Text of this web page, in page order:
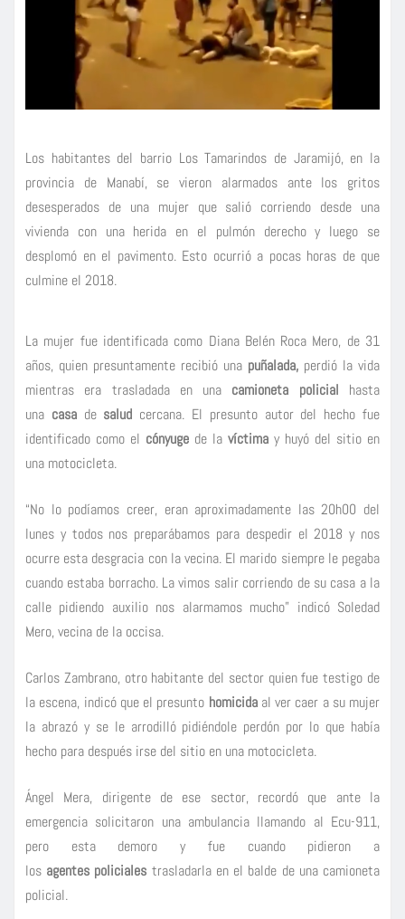
Los habitantes del barrio Los Tamarindos de Jaramijó, en la
provincia de Manabí, se vieron alarmados ante los gritos
desesperados de una mujer que salió corriendo desde una
vivienda con una herida en el pulmón derecho y luego se
desplomó en el pavimento. Esto ocurrió a pocas horas de que
culmine el 2018.
La mujer fue identificada como Diana Belén Roca Mero, de 31
años, quien presuntamente recibió una puñalada, perdió la vida
mientras era trasladada en una camioneta policial hasta
una casade salud cercana. El presunto autor del hecho fue
identificado como el cónyuge de la víctima y huyó del sitio en
una motocicleta.
“No lo podíamos creer, eran aproximadamente las 20h00 del
lunes y todos nos preparábamos para despedir el 2018 y nos
ocurre esta desgracia con la vecina. El marido siempre le pegaba
cuando estaba borracho. La vimos salir corriendo de su casa a la
calle pidiendo auxilio nos alarmamos mucho” indicó Soledad
Mero, vecina de la occisa.
Carlos Zambrano, otro habitante del sector quien fue testigo de
la escena, indicó que el presunto homicidaal ver caer a su mujer
la abrazó y se le arrodilló pidiéndole perdón por lo que había
hecho para después irse del sitio en una motocicleta.
Ángel Mera, dirigente de ese sector, recordó que ante la
emergencia solicitaron una ambulancia llamando al Ecu-911,
pero esta demoro y fue cuando pidieron a
los agentes policiales trasladarla en el balde de una camioneta
policial.